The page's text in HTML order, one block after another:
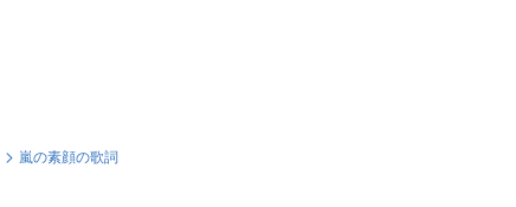
嵐の素顔の歌詞